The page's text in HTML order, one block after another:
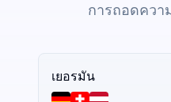
การถอดควา
เยอรมัน